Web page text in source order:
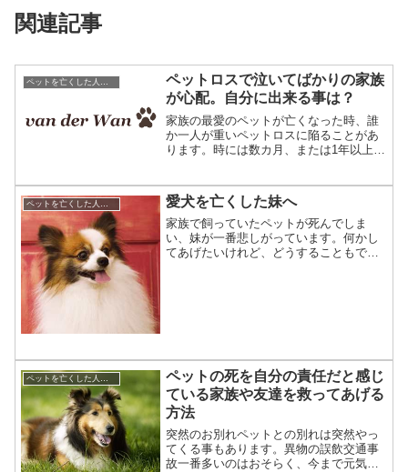
関連記事
ペットを亡くした人への対応,言葉,贈り物
ペットロスで泣いてばかりの家族
が心配。自分に出来る事は？
家族の最愛のペットが亡くなった時、誰
か一人が重いペットロスに陥ることがあ
ります。時には数カ月、または1年以上続
か。ペットロスから立ち直れない人を救
うため、家族に出来る事...
愛犬を亡くした妹へ
家族で飼っていたペットが死んでしま
い、妹が一番悲しがっています。何かし
てあげたいけれど、どうすることもでき
ペットの死を自分の責任だと感じ
ている家族や友達を救ってあげる
方法
突然のお別れペットとの別れは突然やっ
てくる事もあります。異物の誤飲交通事
故一番多いのはおそらく、今まで元気だ